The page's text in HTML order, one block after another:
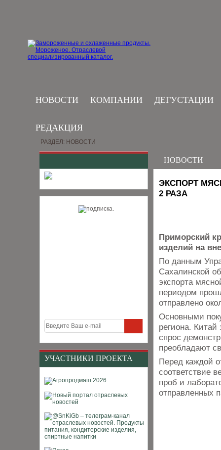
НОВОСТИ КОМПАНИИ ДЕГУСТАЦИИ
РЕДАКЦИЯ
УЧАСТНИКИ ПРОЕКТА
РАЗДЕЛ: НОВОСТИ
НОВОСТИ
ЭКСПОРТ
2 РАЗА
Приморский
изделий на
По данным
Сахалинской
экспорта
периодом
отправлено
Основными
региона.
спрос
преобладают
Перед каждой
соответствие
проб и
отправленных